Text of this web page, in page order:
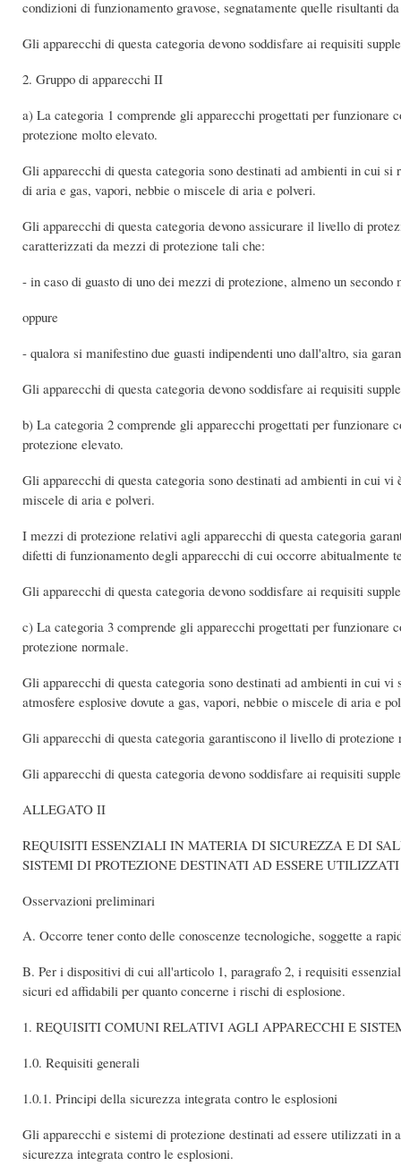
condizioni di funzionamento gravose, segnatamente quelle risultanti
Gli apparecchi di questa categoria devono soddisfare ai requisiti
2. Gruppo di apparecchi II
a) La categoria 1 comprende gli apparecchi progettati per
protezione molto elevato.
Gli apparecchi di questa categoria sono destinati ad ambienti in cui
di aria e gas, vapori, nebbie o miscele di aria e polveri.
Gli apparecchi di questa categoria devono assicurare il livello di
caratterizzati da mezzi di protezione tali che:
- in caso di guasto di uno dei mezzi di protezione, almeno un
oppure
- qualora si manifestino due guasti indipendenti uno dall'altro, sia
Gli apparecchi di questa categoria devono soddisfare ai requisiti
b) La categoria 2 comprende gli apparecchi progettati per
protezione elevato.
Gli apparecchi di questa categoria sono destinati ad ambienti in cui
miscele di aria e polveri.
I mezzi di protezione relativi agli apparecchi di questa categoria
difetti di funzionamento degli apparecchi di cui occorre abitualmente
Gli apparecchi di questa categoria devono soddisfare ai requisiti
c) La categoria 3 comprende gli apparecchi progettati per
protezione normale.
Gli apparecchi di questa categoria sono destinati ad ambienti in cui
atmosfere esplosive dovute a gas, vapori, nebbie o miscele di aria e
Gli apparecchi di questa categoria garantiscono il livello di
Gli apparecchi di questa categoria devono soddisfare ai requisiti
ALLEGATO II
REQUISITI ESSENZIALI IN MATERIA DI SICUREZZA E DI
SISTEMI DI PROTEZIONE DESTINATI AD ESSERE
Osservazioni preliminari
A. Occorre tener conto delle conoscenze tecnologiche, soggette a
B. Per i dispositivi di cui all'articolo 1, paragrafo 2, i requisiti
sicuri ed affidabili per quanto concerne i rischi di esplosione.
1. REQUISITI COMUNI RELATIVI AGLI APPARECCHI E
1.0. Requisiti generali
1.0.1. Principi della sicurezza integrata contro le esplosioni
Gli apparecchi e sistemi di protezione destinati ad essere utilizzati in
sicurezza integrata contro le esplosioni.